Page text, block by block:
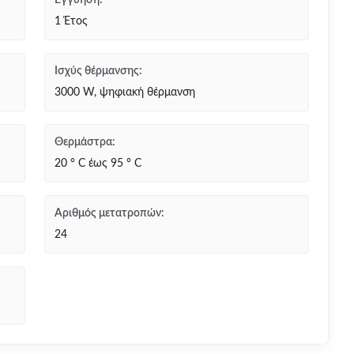
1 Έτος
Ισχύς θέρμανσης:
3000 W, ψηφιακή θέρμανση
Θερμάστρα:
20 ° C έως 95 ° C
Αριθμός μετατροπών:
24